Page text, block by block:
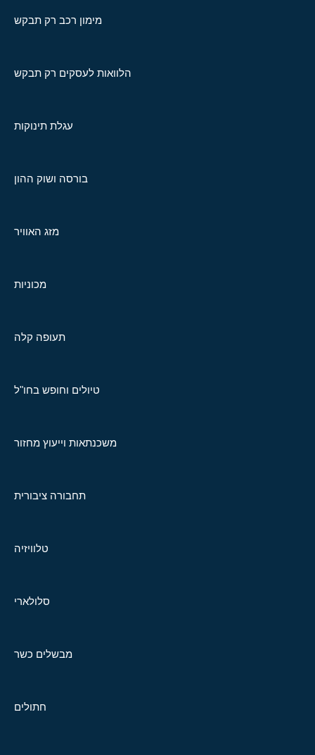
מימון רכב רק תבקש
הלוואות לעסקים רק תבקש
עגלת תינוקות
בורסה ושוק ההון
מזג האוויר
מכוניות
תעופה קלה
טיולים וחופש בחו"ל
משכנתאות וייעוץ מחזור
תחבורה ציבורית
טלוויזיה
סלולארי
מבשלים כשר
חתולים